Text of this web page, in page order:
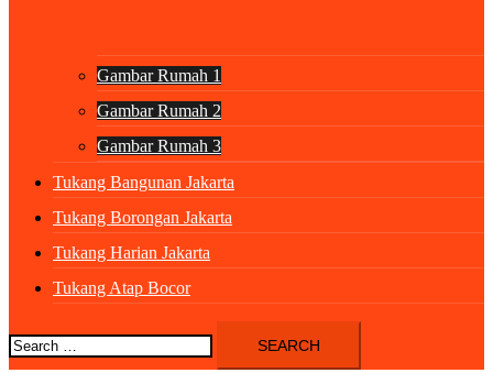
Gambar Rumah 1
Gambar Rumah 2
Gambar Rumah 3
Tukang Bangunan Jakarta
Tukang Borongan Jakarta
Tukang Harian Jakarta
Tukang Atap Bocor
Search
for: